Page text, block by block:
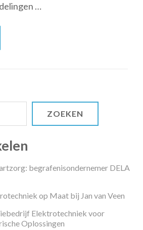
Haag
…
ZOEKEN
begrafenisondernemer DELA
op Maat bij Jan van Veen
Elektrotechniek voor
Oplossingen